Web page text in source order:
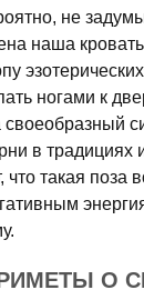
не
наша
ногами к
своеобразный
в традициях
что такая поза
О